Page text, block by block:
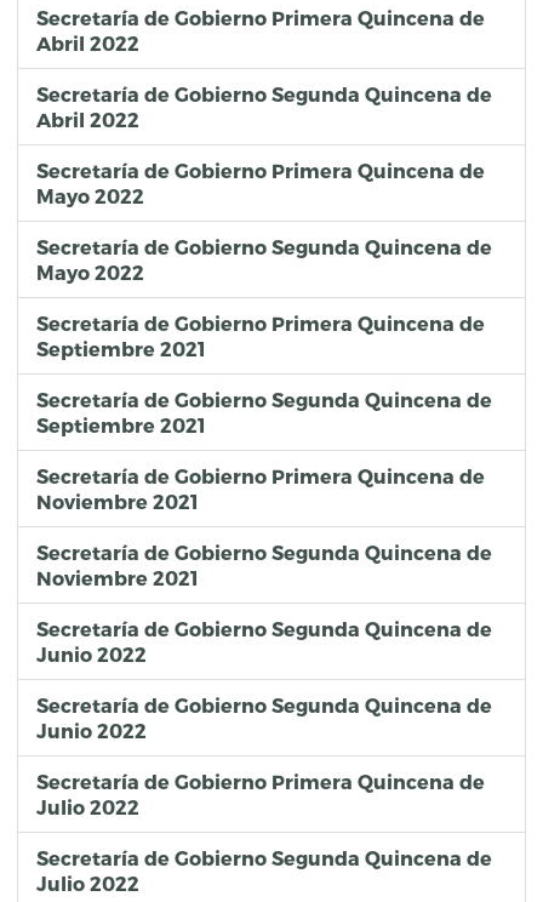
Secretaría de Gobierno Primera Quincena de
Abril 2022
Secretaría de Gobierno Segunda Quincena de
Abril 2022
Secretaría de Gobierno Primera Quincena de
Mayo 2022
Secretaría de Gobierno Segunda Quincena de
Mayo 2022
Secretaría de Gobierno Primera Quincena de
Septiembre 2021
Secretaría de Gobierno Segunda Quincena de
Septiembre 2021
Secretaría de Gobierno Primera Quincena de
Noviembre 2021
Secretaría de Gobierno Segunda Quincena de
Noviembre 2021
Secretaría de Gobierno Segunda Quincena de
Junio 2022
Secretaría de Gobierno Segunda Quincena de
Junio 2022
Secretaría de Gobierno Primera Quincena de
Julio 2022
Secretaría de Gobierno Segunda Quincena de
Julio 2022